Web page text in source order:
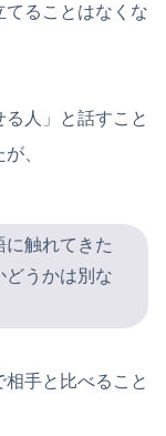
ることはなくな
人」と話すこと
、
触れてきた
どうかは別な
手と比べること